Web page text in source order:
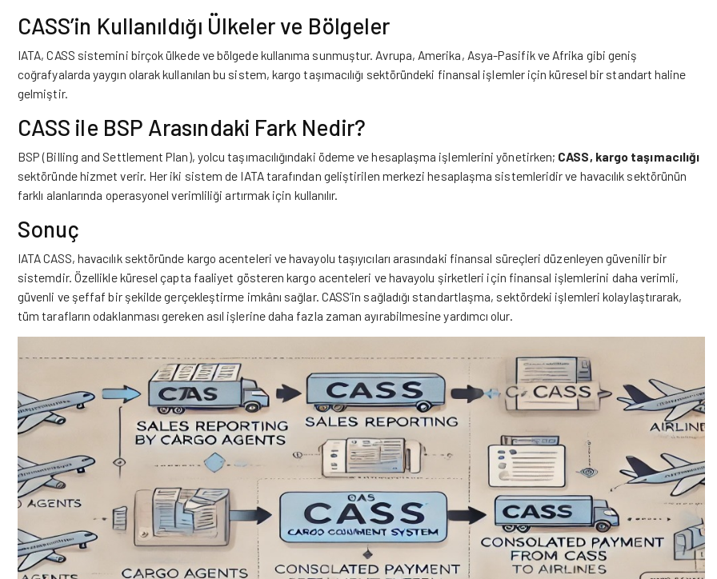
CASS’in Kullanıldığı Ülkeler ve Bölgeler
IATA, CASS sistemini birçok ülkede ve bölgede kullanıma sunmuştur. Avrupa, Amerika, Asya-Pasifik ve Afrika gibi geniş
coğrafyalarda yaygın olarak kullanılan bu sistem, kargo taşımacılığı sektöründeki finansal işlemler için küresel bir standart haline
gelmiştir.
CASS ile BSP Arasındaki Fark Nedir?
BSP (Billing and Settlement Plan), yolcu taşımacılığındaki ödeme ve hesaplaşma işlemlerini yönetirken; CASS, kargo taşımacılığı
sektöründe hizmet verir. Her iki sistem de IATA tarafından geliştirilen merkezi hesaplaşma sistemleridir ve havacılık sektörünün
farklı alanlarında operasyonel verimliliği artırmak için kullanılır.
Sonuç
IATA CASS, havacılık sektöründe kargo acenteleri ve havayolu taşıyıcıları arasındaki finansal süreçleri düzenleyen güvenilir bir
sistemdir. Özellikle küresel çapta faaliyet gösteren kargo acenteleri ve havayolu şirketleri için finansal işlemlerini daha verimli,
güvenli ve şeffaf bir şekilde gerçekleştirme imkânı sağlar. CASS’in sağladığı standartlaşma, sektördeki işlemleri kolaylaştırarak,
tüm tarafların odaklanması gereken asıl işlerine daha fazla zaman ayırabilmesine yardımcı olur.